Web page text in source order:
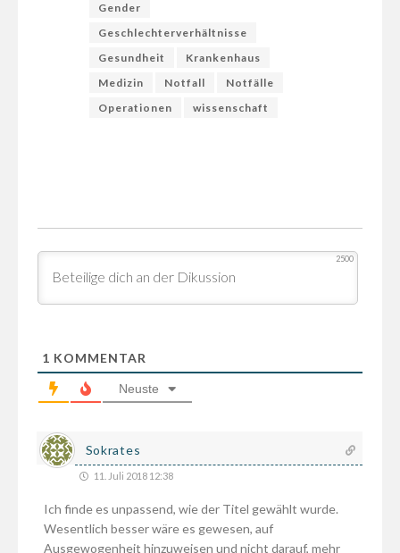
Gender
Geschlechterverhältnisse
Gesundheit
Krankenhaus
Medizin
Notfall
Notfälle
Operationen
wissenschaft
2500
1 KOMMENTAR
Neuste
Sokrates
11. Juli 2018 12:38
Ich finde es unpassend, wie der Titel gewählt wurde.
Wesentlich besser wäre es gewesen, auf
Ausgewogenheit hinzuweisen und nicht darauf, mehr